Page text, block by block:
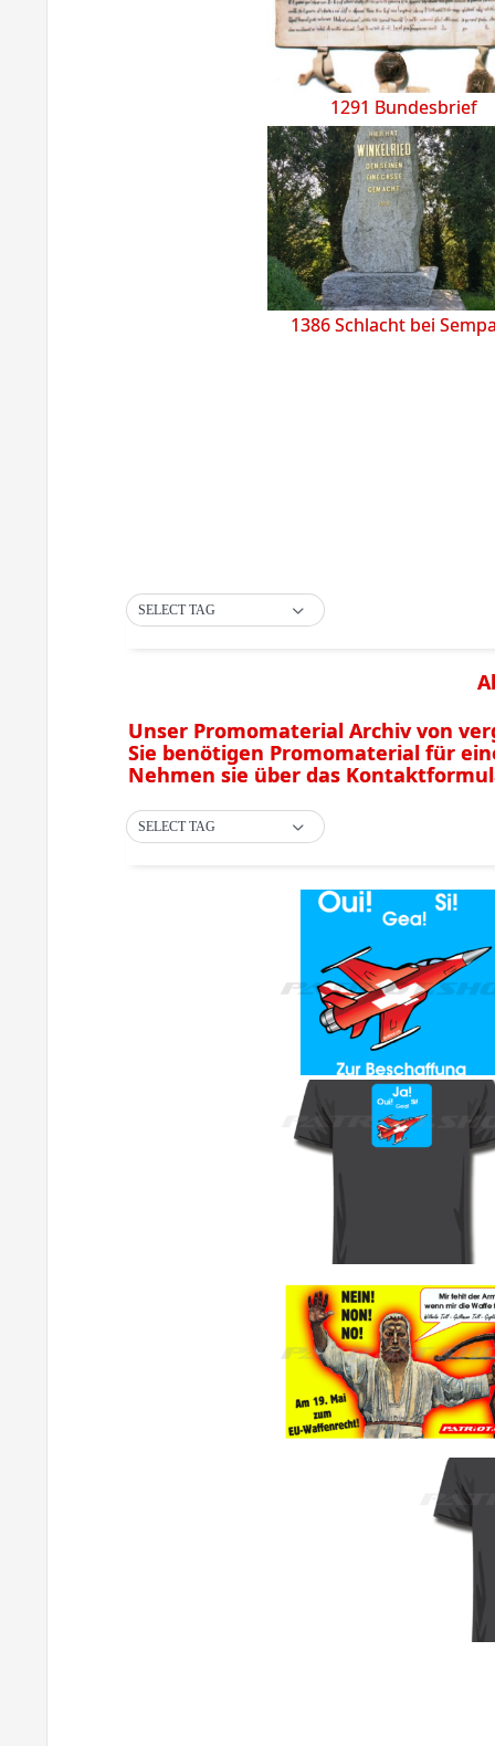
1291 Bundesbrief
1386 Schlacht bei
SELECT TAG
Unser Promomaterial Archiv von
Sie benötigen Promomaterial für
Nehmen sie über das
SELECT TAG